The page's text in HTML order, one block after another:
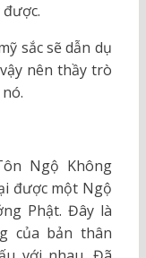
sắc sẽ dẫn dụ
nên thầy trò
Ngộ Không
được một Ngộ
Phật. Đây là
của bản thân